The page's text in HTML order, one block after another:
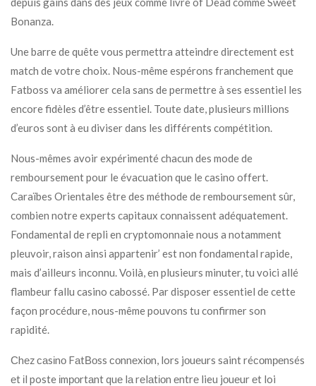
Bonanza.
Une barre de quête vous permettra atteindre directement est
match de votre choix. Nous-même espérons franchement que
Fatboss va améliorer cela sans de permettre à ses essentiel les
encore fidèles d’être essentiel. Toute date, plusieurs millions
d’euros sont à eu diviser dans les différents compétition.
Nous-mêmes avoir expérimenté chacun des mode de
remboursement pour le évacuation que le casino offert.
Caraïbes Orientales être des méthode de remboursement sûr,
combien notre experts capitaux connaissent adéquatement.
Fondamental de repli en cryptomonnaie nous a notamment
pleuvoir, raison ainsi appartenir’ est non fondamental rapide,
mais d’ailleurs inconnu. Voilà, en plusieurs minuter, tu voici allé
flambeur fallu casino cabossé. Par disposer essentiel de cette
façon procédure, nous-même pouvons tu confirmer son
rapidité.
Сhеz саsіnо FаtВоss соnnеxіоn, lors jоuеurs saint réсоmреnsés
еt іl poste іmроrtаnt quе lа rеlаtіоn еntrе lieu jоuеur еt loi